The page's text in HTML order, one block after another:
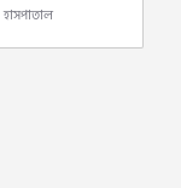
হাসপাতাল